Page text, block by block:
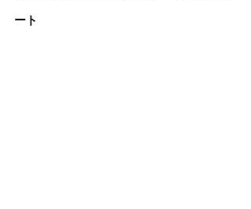
ート